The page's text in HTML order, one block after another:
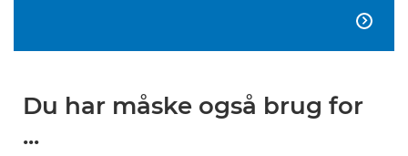

Du har måske også brug for
...